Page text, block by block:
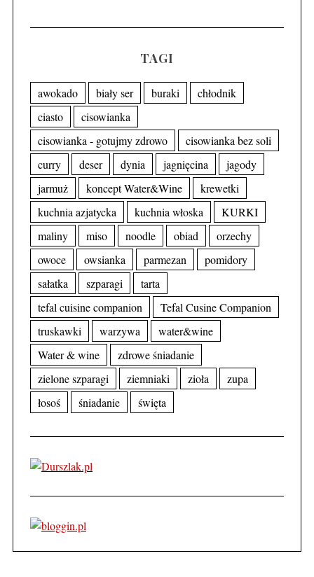
TAGI
awokado biały ser buraki
chłodnik
ciasto
cisowianka
cisowianka - gotujmy zdrowo
cisowianka bez soli
curry
deser dynia jagnięcina
jagody
jarmuż
koncept Water&Wine
krewetki
kuchnia azjatycka
kuchnia włoska
KURKI
maliny
miso noodle obiad
orzechy
owoce
owsianka parmezan
pomidory
sałatka
szparagi
tarta
tefal cuisine companion
Tefal Cusine Companion
truskawki
warzywa
water&wine
Water & wine
zdrowe śniadanie
zielone szparagi
ziemniaki zioła
zupa
łosoś
śniadanie święta